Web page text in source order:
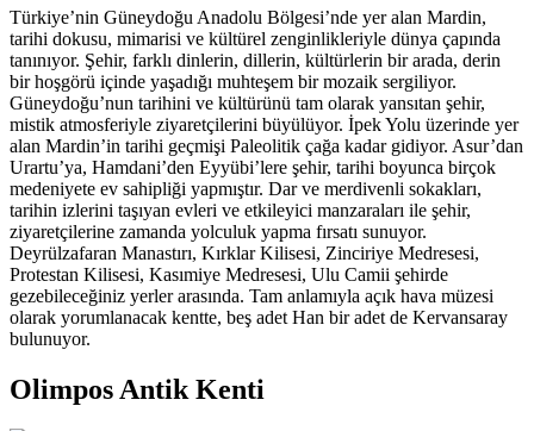
Türkiye’nin Güneydoğu Anadolu Bölgesi’nde yer alan Mardin,
tarihi dokusu, mimarisi ve kültürel zenginlikleriyle dünya çapında
tanınıyor. Şehir, farklı dinlerin, dillerin, kültürlerin bir arada, derin
bir hoşgörü içinde yaşadığı muhteşem bir mozaik sergiliyor.
Güneydoğu’nun tarihini ve kültürünü tam olarak yansıtan şehir,
mistik atmosferiyle ziyaretçilerini büyülüyor. İpek Yolu üzerinde yer
alan Mardin’in tarihi geçmişi Paleolitik çağa kadar gidiyor. Asur’dan
Urartu’ya, Hamdani’den Eyyübi’lere şehir, tarihi boyunca birçok
medeniyete ev sahipliği yapmıştır. Dar ve merdivenli sokakları,
tarihin izlerini taşıyan evleri ve etkileyici manzaraları ile şehir,
ziyaretçilerine zamanda yolculuk yapma fırsatı sunuyor.
Deyrülzafaran Manastırı, Kırklar Kilisesi, Zinciriye Medresesi,
Protestan Kilisesi, Kasımiye Medresesi, Ulu Camii şehirde
gezebileceğiniz yerler arasında. Tam anlamıyla açık hava müzesi
olarak yorumlanacak kentte, beş adet Han bir adet de Kervansaray
bulunuyor.
Olimpos Antik Kenti